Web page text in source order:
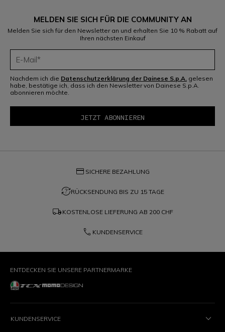
MELDEN SIE SICH FÜR DIE COMMUNITY AN
Melden Sie sich für den Newsletter an und erhalten Sie 10 % Rabatt auf
Ihren nächsten Einkauf
Nachdem ich die Datenschutzerklärung der Dainese S.p.A. gelesen
habe, bestätige ich, dass ich den Newsletter von Dainese S.p.A.
abonnieren möchte.
credit_card SICHERE BEZAHLUNG
question_exchangeRÜCKSENDUNG BIS ZU 15 TAGE
local_shipping KOSTENLOSE LIEFERUNG AB 200 CHF
phone KUNDENSERVICE
ENTDECKEN SIE UNSERE PARTNERMARKE
KUNDENSERVICE